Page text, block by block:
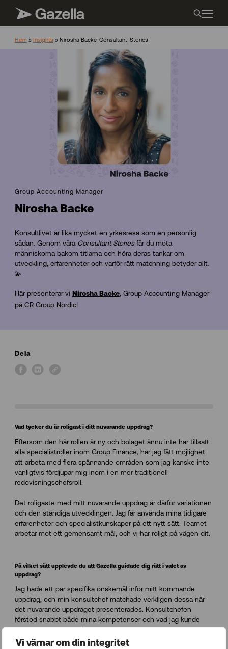
Vi värnar om din integritet
Hem » Insights » Nirosha Backe-Consultant-Stories
Group Accounting Manager
Nirosha Backe
Konsultlivet är lika mycket en yrkesresa som en personlig
sådan. Genom våra Consultant Storiesfår du möta
människorna bakom titlarna och höra deras tankar om
utveckling, erfarenheter och varför rätt matchning betyder allt.
💫
Här presenterar vi Nirosha Backe, Group Accounting Manager
på CR Group Nordic!
Dela
Vad tycker du är roligast i ditt nuvarande uppdrag?
Eftersom den här rollen är ny och bolaget ännu inte har tillsatt
alla specialistroller inom Group Finance, har jag fått möjlighet
att arbeta med flera spännande områden som jag kanske inte
vanligtvis fördjupar mig inom i en mer traditionell
redovisningschefsroll.
Det roligaste med mitt nuvarande uppdrag är därför variationen
och den ständiga utvecklingen. Jag får använda mina tidigare
erfarenheter och specialistkunskaper på ett nytt sätt. Teamet
arbetar mot ett gemensamt mål, och vi har roligt på vägen dit.
På vilket sätt upplevde du att Gazella guidade dig rätt i valet av
uppdrag?
Jag hade ett par specifika önskemål inför mitt kommande
uppdrag, och min konsultchef matchade verkligen dessa när
det nuvarande uppdraget presenterades. Konsultchefen
förstod snabbt både mina kompetenser och vad jag kunde
bidra med, men också vilka utmaningar jag sökte. Det här
uppdraget har verkligen motsvarat alla mina förväntningar!